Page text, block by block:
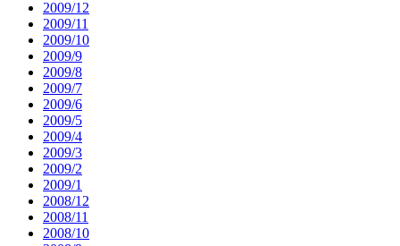
2009/12
2009/11
2009/10
2009/9
2009/8
2009/7
2009/6
2009/5
2009/4
2009/3
2009/2
2009/1
2008/12
2008/11
2008/10